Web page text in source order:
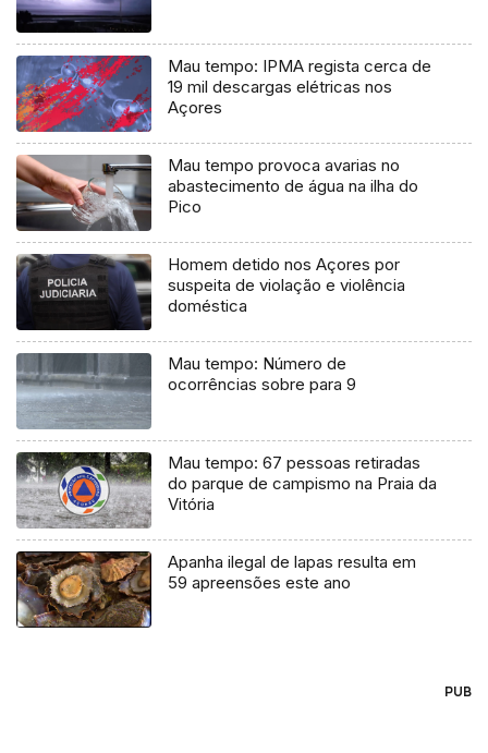
Mau tempo: IPMA regista cerca de
19 mil descargas elétricas nos
Açores
Mau tempo provoca avarias no
abastecimento de água na ilha do
Pico
Homem detido nos Açores por
suspeita de violação e violência
doméstica
Mau tempo: Número de
ocorrências sobre para 9
Mau tempo: 67 pessoas retiradas
do parque de campismo na Praia da
Vitória
Apanha ilegal de lapas resulta em
59 apreensões este ano
PUB